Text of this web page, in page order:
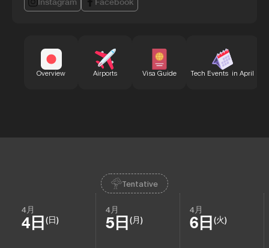
Instagram Facebook
Overview Airports Visa Guide Tech Events in April
Tentative
4月
4日 (日)
4月
5日 (月)
4月
6日 (火)